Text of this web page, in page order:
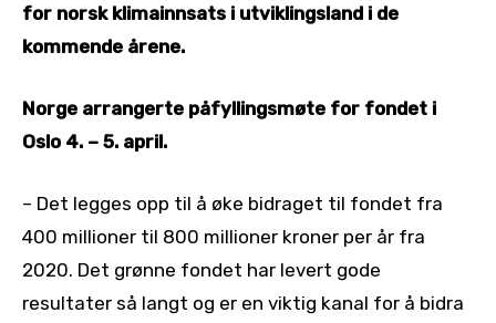
for norsk klimainnsats i utviklingsland i de
kommende årene.
Norge arrangerte påfyllingsmøte for fondet i
Oslo 4. – 5. april.
– Det legges opp til å øke bidraget til fondet fra
400 millioner til 800 millioner kroner per år fra
2020. Det grønne fondet har levert gode
resultater så langt og er en viktig kanal for å bidra